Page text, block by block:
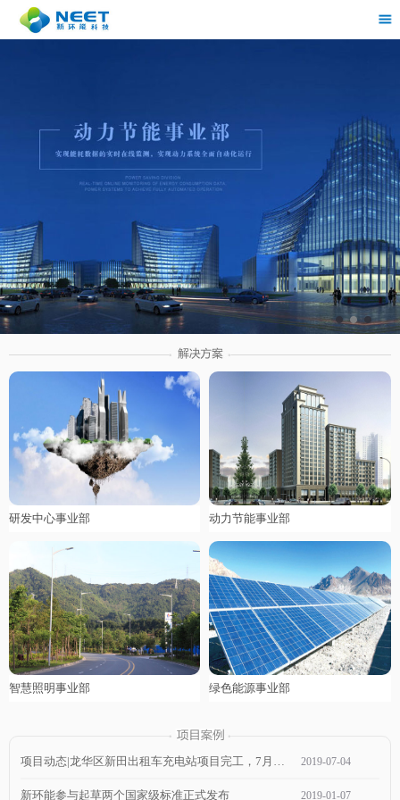
茶
研发中心事业部 动力节能事业部
智慧照明事业部 绿色能源事业部
2019-07-04
新环能参与起草两个国家级标准正式发布 2019-01-07